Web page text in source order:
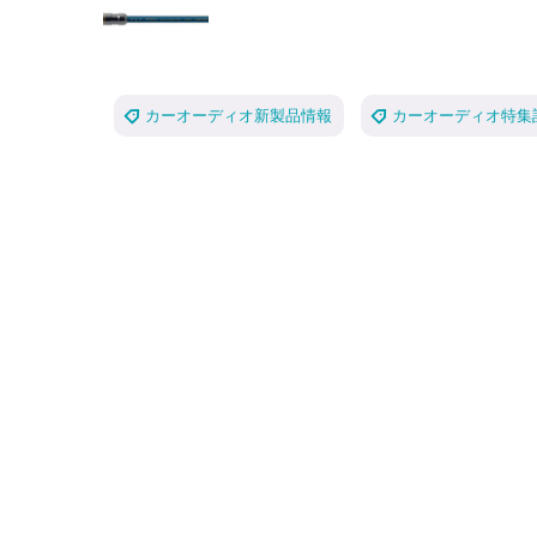
カーオーディオ新製品情報 カーオーディオ特集